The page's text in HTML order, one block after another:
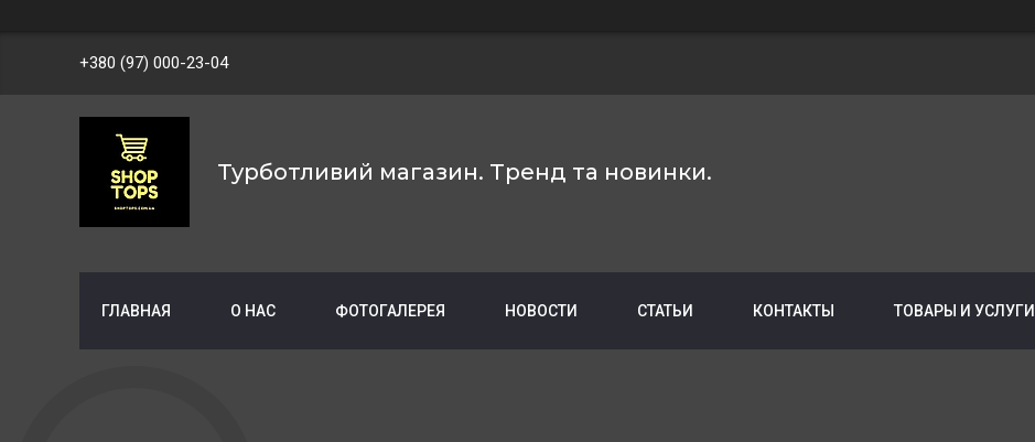
+380 (97) 000-23-04
Турботливий магазин. Тренд та новинки.
ГЛАВНАЯ О НАС ФОТОГАЛЕРЕЯ НОВОСТИ СТАТЬИ КОНТАКТЫ ТОВАРЫ И УСЛУГИ